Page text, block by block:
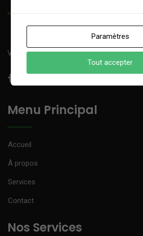
Valorisez votre patrimoine
Menu Principal
Accueil
À propos
Services
Contact
Nos Services
Paramètres
Tout accepter